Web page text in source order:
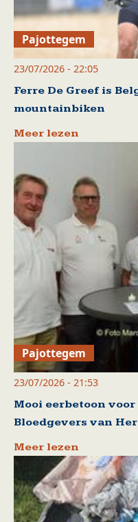
Pajottegem
23/07/2026 - 22:05
Ferre De Greef is
mountainbiken
Meer lezen
Pajottegem
23/07/2026 - 21:53
Mooi eerbetoon
Bloedgevers van
Meer lezen